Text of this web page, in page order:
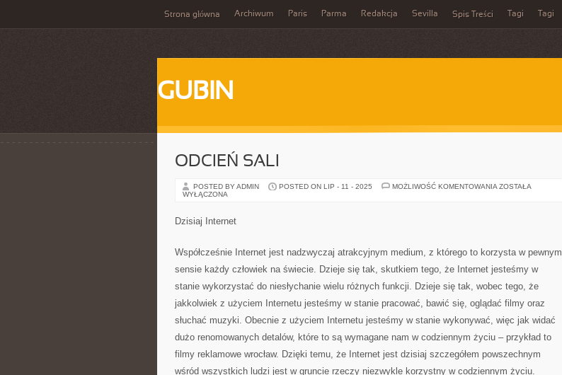
Strona główna Archiwum Paris Parma Redakcja Sevilla Spis Treści Tagi Tagi
GUBIN
ODCIEŃ SALI
POSTED BY ADMIN POSTED ON LIP - 11 - 2025 MOŻLIWOŚĆ KOMENTOWANIA ODCIEŃ
ZOSTAŁA
WYŁĄCZONA
Dzisiaj Internet
Współcześnie Internet jest nadzwyczaj atrakcyjnym medium, z którego to korzysta w pewnym
sensie każdy człowiek na świecie. Dzieje się tak, skutkiem tego, że Internet jesteśmy w
stanie wykorzystać do niesłychanie wielu różnych funkcji. Dzieje się tak, wobec tego, że
jakkolwiek z użyciem Internetu jesteśmy w stanie pracować, bawić się, oglądać filmy oraz
słuchać muzyki. Obecnie z użyciem Internetu jesteśmy w stanie wykonywać, więc jak widać
dużo renomowanych detalów, które to są wymagane nam w codziennym życiu – przykład to
filmy reklamowe wrocław. Dzięki temu, że Internet jest dzisiaj szczegółem powszechnym
wśród wszystkich ludzi jest w gruncie rzeczy niezwykle korzystny w codziennym życiu.